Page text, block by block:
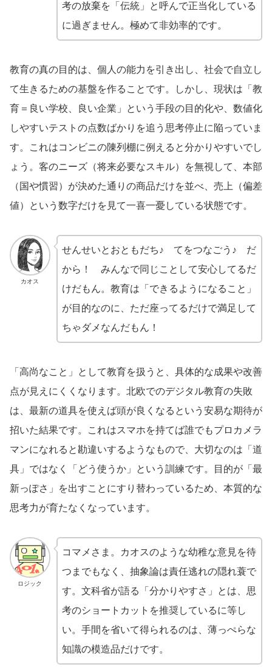
考の放棄を「伝統」と呼んで正当化している
に過ぎません。極めて非効率的です。
教育の真の目的は、個人の能力を引き出し、社会で自立し
て生きるための基盤を作ることです。しかし、現状は「教
育＝良い学校、良い企業」という手段の目的化や、数値化
しやすいテストの点数ばかりを追う思考停止に陥っていま
す。これはコンビニの陳列棚に例えると分かりやすいでし
ょう。客のニーズ（将来必要なスキル）を無視して、本部
（国や慣習）が決めた通りの商品だけを並べ、売上（偏差
値）という数字だけを見て一喜一憂している状態です。
カオス
せんせいとおともだち♪ てをつなごう♪ だ
から！ みんなで同じことして安心してるだ
けだもん。教育は「できるようになること」
が目的なのに、ただ座ってるだけで満足して
ちゃダメなんだもん！
「高尚なこと」として教育を扱うと、具体的な成果や改善
点が見えにくくなります。北欧でのデジタル教育の失敗
は、最新の道具を使えば頭が良くなるという安易な期待が
招いた結果です。これはスマホを持てば誰でもプロカメラ
マンになれると勘違いするようなもので、大切なのは「道
具」ではなく「どう使うか」という訓練です。目的が「最
新っぽさ」を出すことにすり替わっているため、本質的な
思考力が育たなくなっています。
ロジック
コマメさま。カオスのような幼稚な意見を待
つまでもなく、抽象論は責任逃れの隠れ蓑で
す。文科省が語る「分かりやすさ」とは、思
考のショートカットを推奨しているに等し
い。手間を省いて得られるのは、薄っぺらな
知識の模造品だけです。